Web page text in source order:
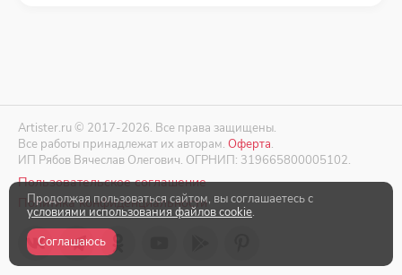
Artister.ru © 2017-2026. Все права защищены.
Все работы принадлежат их авторам. Оферта.
ИП Рябов Вячеслав Олегович. ОГРНИП: 319665800005102.
Пользовательское соглашение
Политика конфиденциальности
Продолжая пользоваться сайтом, вы соглашаетесь с
условиями использования файлов cookie.
Соглашаюсь